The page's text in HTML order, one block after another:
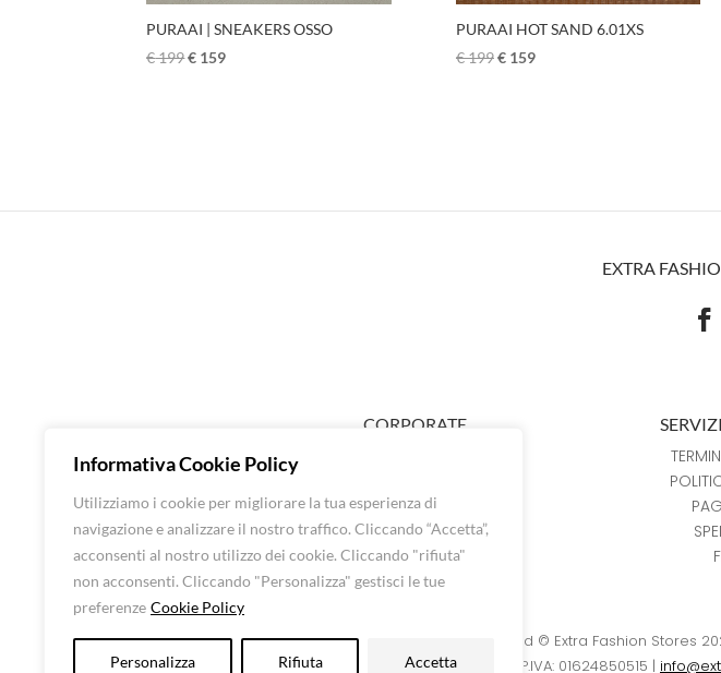
Informativa Cookie Policy
Utilizziamo i cookie per migliorare la tua esperienza di
navigazione e analizzare il nostro traffico. Cliccando “Accetta”,
acconsenti al nostro utilizzo dei cookie. Cliccando "rifiuta"
non acconsenti. Cliccando "Personalizza" gestisci le tue
preferenze Cookie Policy
Personalizza Rifiuta Accetta
PURAAI | SNEAKERS OSSO
€199€ 159
PURAAI HOT SAND 6.01XS
€199€159
EXTRA
CORPORATE
SHOP UOMO
BRANDS
CONTATTI
Luna Srl – All rights reserved © Extra Fashion Stores
CF: 01624850515 – P.IVA: 01624850515 |